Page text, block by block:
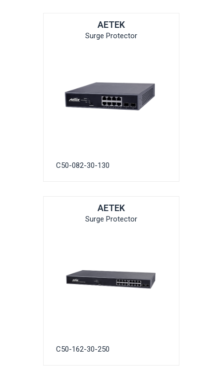
AETEK
Surge Protector
C50-082-30-130
AETEK
Surge Protector
C50-162-30-250